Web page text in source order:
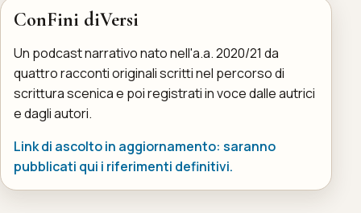
ConFini diVersi
Un podcast narrativo nato nell'a.a. 2020/21 da
quattro racconti originali scritti nel percorso di
scrittura scenica e poi registrati in voce dalle autrici
e dagli autori.
Link di ascolto in aggiornamento: saranno
pubblicati qui i riferimenti definitivi.